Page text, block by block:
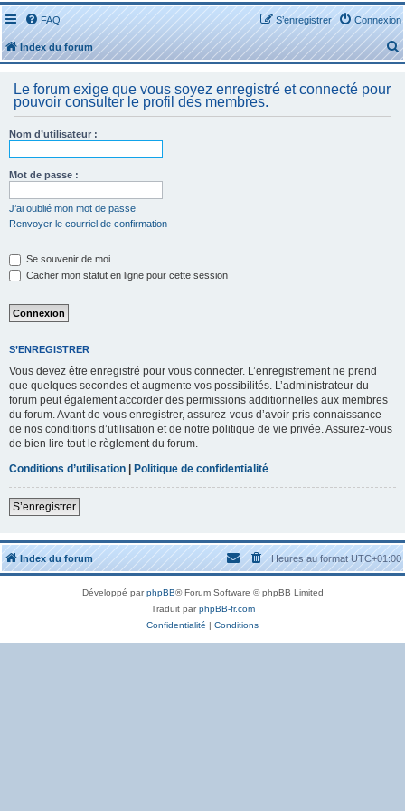
FAQ Connexion
S’enregistrer
Index du forum
e
Le forum exige que vous soyez enregistré et connecté pour
pouvoir consulter le profil des membres.
Nom d’utilisateur :
Mot de passe :
J’ai oublié mon mot de passe
Renvoyer le courriel de confirmation
Se souvenir de moi
Cacher mon statut en ligne pour cette session
S’ENREGISTRER
Vous devez être enregistré pour vous connecter. L’enregistrement ne prend
que quelques secondes et augmente vos possibilités. L’administrateur du
forum peut également accorder des permissions additionnelles aux membres
du forum. Avant de vous enregistrer, assurez-vous d’avoir pris connaissance
de nos conditions d’utilisation et de notre politique de vie privée. Assurez-vous
de bien lire tout le règlement du forum.
Conditions d’utilisation | Politique de confidentialité
S’enregistrer
Index du forum Heures au formatUTC+01:00
Développé parphpBB® Forum Software © phpBB Limited
Traduit parphpBB-fr.com
Confidentialité | Conditions